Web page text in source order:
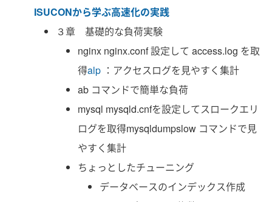
ISUCONから学ぶ高速化の実践
３章 基礎的な負荷実験
nginx nginx.conf 設定して access.log を取
得alp ：アクセスログを見やすく集計
ab コマンドで簡単な負荷
mysql mysqld.cnfを設定してスロークエリ
ログを取得mysqldumpslow コマンドで見
やすく集計
ちょっとしたチューニング
データベースのインデックス作成